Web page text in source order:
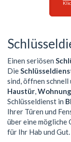
Einen seriösen
Die
sind, öffnen
Haustür,
Schlüsseldienst in
Ihrer Türen und
über eine mögliche
für Ihr Hab und Gut.